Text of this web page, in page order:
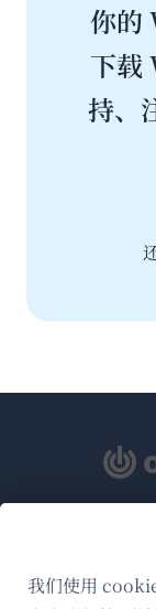
我们使用
你的
下载
持、